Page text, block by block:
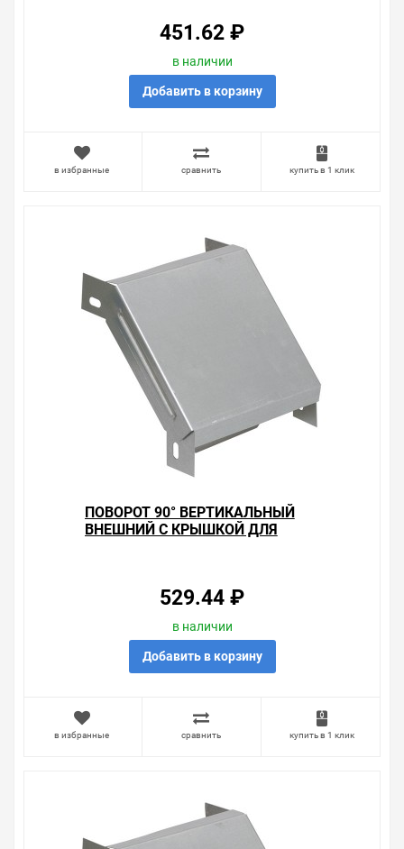
451.62 ₽
в наличии
Добавить в корзину
в избранные сравнить купить в 1 клик
ПОВОРОТ 90° ВЕРТИКАЛЬНЫЙ
ВНЕШНИЙ С КРЫШКОЙ ДЛЯ
529.44 ₽
в наличии
Добавить в корзину
в избранные сравнить купить в 1 клик